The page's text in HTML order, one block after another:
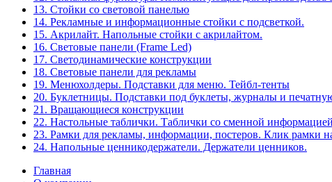
13. Стойки со световой панелью
14. Рекламные и информационные стойки с подсветкой.
15. Акрилайт. Напольные стойки с акрилайтом.
16. Световые панели (Frame Led)
17. Светодинамические конструкции
18. Световые панели для рекламы
19. Менюхолдеры. Подставки для меню. Тейбл-тенты
20. Буклетницы. Подставки под буклеты, журналы и
21. Вращающиеся конструкции
22. Настольные таблички. Таблички со сменной информацией
23. Рамки для рекламы, информации, постеров. Клик рамки
24. Напольные ценникодержатели. Держатели ценников.
Главная